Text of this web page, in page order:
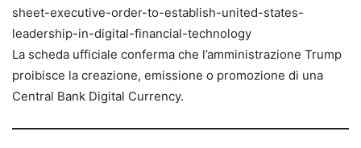
sheet-executive-order-to-establish-united-states-
leadership-in-digital-financial-technology
La scheda ufficiale conferma che l’amministrazione Trump
proibisce la creazione, emissione o promozione di una
Central Bank Digital Currency.